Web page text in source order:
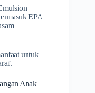
EPA
untuk
Anak